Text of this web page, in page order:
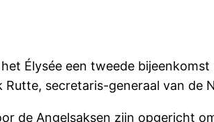
Élysée een tweede
secretaris-generaal van de
de Angelsaksen zijn opgericht